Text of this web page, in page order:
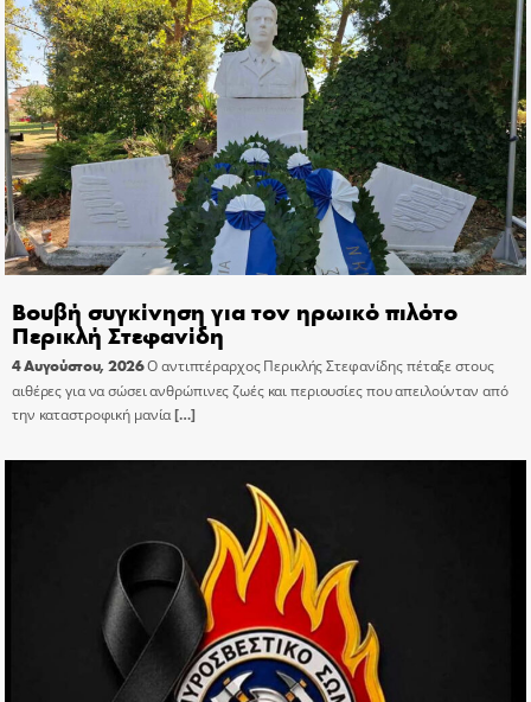
Βουβή συγκίνηση για τον ηρωικό πιλότο
Περικλή Στεφανίδη
4 Αυγούστου, 2026Ο αντιπτέραρχος Περικλής Στεφανίδης πέταξε στους
αιθέρες για να σώσει ανθρώπινες ζωές και περιουσίες που απειλούνταν από
την καταστροφική μανία[…]